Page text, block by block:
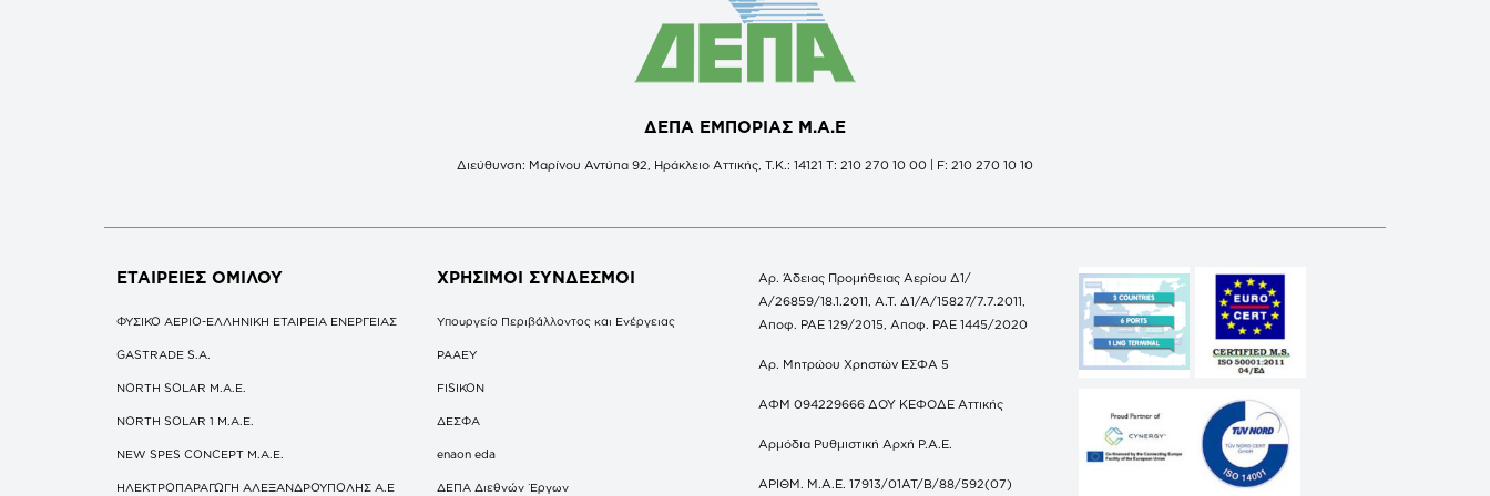
ΔΕΠΑ ΕΜΠΟΡΙΑΣ Μ.Α.Ε
Διεύθυνση: Μαρίνου Αντύπα 92, Ηράκλειο Αττικής, Τ.Κ.: 14121 Τ: 210 270 10 00 | F: 210 270 10 10
ΕΤΑΙΡΕΙΕΣΟΜΙΛΟΥ
ΦΥΣΙΚΟ ΑΕΡΙΟ-ΕΛΛΗΝΙΚΗ ΕΤΑΙΡΕΙΑ ΕΝΕΡΓΕΙΑΣ
GASTRADE S.A.
NORTH SOLAR M.Α.Ε.
NORTH SOLAR 1 M.Α.Ε.
NEW SPES CONCEPT Μ.Α.Ε.
ΗΛΕΚΤΡΟΠΑΡΑΓΩΓΗ ΑΛΕΞΑΝΔΡΟΥΠΟΛΗΣ A.E
ΧΡΗΣΙΜΟΙ ΣΥΝΔΕΣΜΟΙ
Υπουργείο Περιβάλλοντος και Ενέργειας
ΡΑΑΕΥ
FISIKON
ΔΕΣΦΑ
enaon eda
ΔΕΠΑ Διεθνών Έργων
Αρ. Άδειας Προμήθειας Αερίου Δ1/
Α/26859/18.1.2011, Α.Τ. Δ1/Α/15827/7.7.2011,
Αποφ. ΡΑΕ 129/2015, Αποφ. ΡΑΕ 1445/2020
Αρ. Μητρώου Χρηστών ΕΣΦΑ 5
ΑΦΜ 094229666 ΔΟΥ ΚΕΦΟΔΕ Αττικής
Αρμόδια Ρυθμιστική Αρχή Ρ.Α.Ε.
ΑΡΙΘΜ. Μ.Α.Ε. 17913/01ΑΤ/Β/88/592(07)